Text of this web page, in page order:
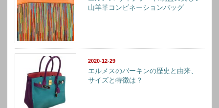
山羊革コンビネーションバッグ
2020-12-29
エルメスのバーキンの歴史と由来、
サイズと特徴は？